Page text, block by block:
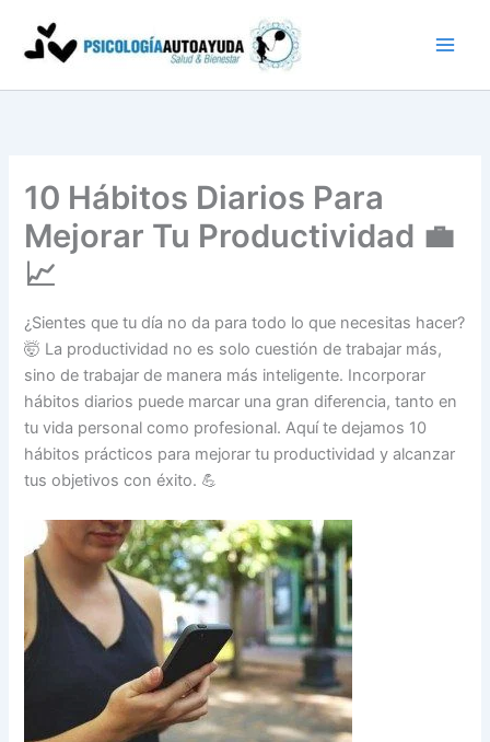
contenido
10 Hábitos Diarios Para
Mejorar Tu Productividad 💼
📈
¿Sientes que tu día no da para todo lo que necesitas hacer?
🤯 La productividad no es solo cuestión de trabajar más,
sino de trabajar de manera más inteligente. Incorporar
hábitos diarios puede marcar una gran diferencia, tanto en
tu vida personal como profesional. Aquí te dejamos 10
hábitos prácticos para mejorar tu productividad y alcanzar
tus objetivos con éxito. 💪